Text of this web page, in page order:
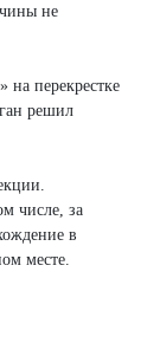
не
на перекрестке
решил
числе, за
в
месте.